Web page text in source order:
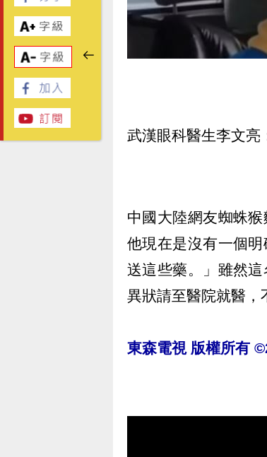
武漢眼科醫生李文亮
中國大陸網友蜘蛛
他現在是沒有一個
送這些藥。」雖然
異狀請至醫院就醫，
東森電視 版權所有